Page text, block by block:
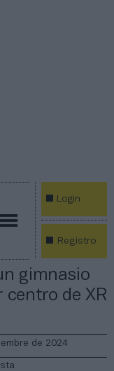
Login
Registro
gimnasio
centro de XR
de 2024